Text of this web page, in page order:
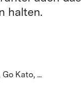
halten.
Go Kato, ...